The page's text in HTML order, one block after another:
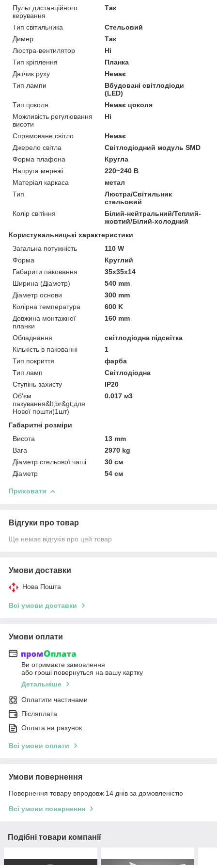
Пульт дистанційного
керування
Так
Тип світильника
Стельовий
Димер
Так
Люстра-вентилятор
Ні
Тип кріплення
Планка
Датчик руху
Немає
Тип лампи
Вбудовані світлодіоди
(LED)
Тип цоколя
Немає цоколя
Можливість регулювання
висоти
Ні
Спрямоване світло
Немає
Джерело світла
Світлодіодний модуль SMD
Форма плафона
Кругла
Напруга мережі
220~240 В
Матеріал каркаса
метал
Тип
Люстра/Світильник
стельовий
Колір світіння
Білий-нейтральний/Теплий-
жовтий/Білий-холодний
Користувальницькі характеристики
Загальна потужність
110 W
Форма
Круглий
Габарити паковання
35x35x14
Ширина (Діаметр)
540 mm
Діаметр основи
300 mm
Колірна температура
600 K
Довжина монтажної
планки
160 mm
Обладнання
світлодіодна підсвітка
Кількість в пакованні
1
Тип покриття
фарба
Тип ламп
Світлодіодна
Ступінь захисту
IP20
Об'єм
пакування&lt;br&gt;для
Нової пошти(1шт)
0.017 м3
Габаритні розміри
Висота
13 mm
Вага
2970 kg
Діаметр стельової чаші
30 см
Діаметр
54 см
Приховати
Відгуки про товар
Ще немає відгуків про цей товар
Умови доставки
Нова Пошта
Всі умови доставки
Умови оплати
Ви отримаєте замовлення
або гроші повернуться на вашу картку
Детальніше
Оплатити частинами
Післяплата
Оплата на рахунок
Всі умови оплати
Умови повернення
Повернення товару впродовж 14 днів за домовленістю
Всі умови повернення
Подібні товари компанії